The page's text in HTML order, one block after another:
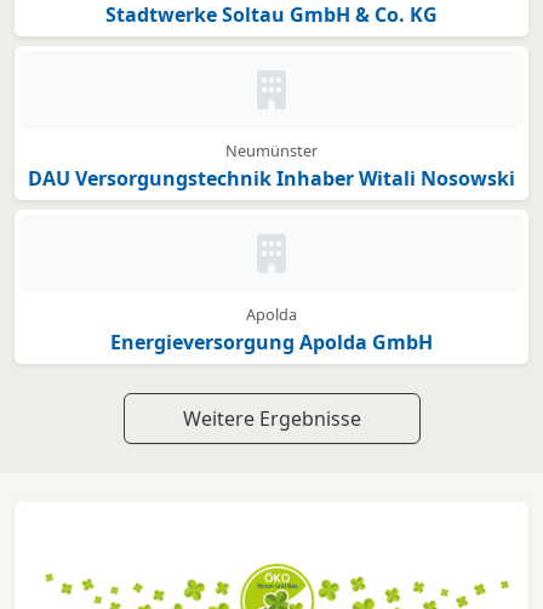
Stadtwerke Soltau GmbH & Co. KG
Kein Bild oder Logo hinterlegt
Neumünster
DAU Versorgungstechnik Inhaber Witali Nosowski
Kein Bild oder Logo hinterlegt
Apolda
Energieversorgung Apolda GmbH
Weitere Ergebnisse